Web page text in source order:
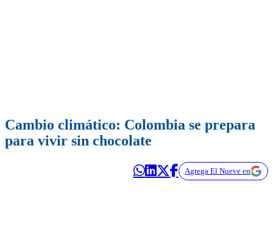
Cambio climático: Colombia se prepara
para vivir sin chocolate
Agrega El Nueve en